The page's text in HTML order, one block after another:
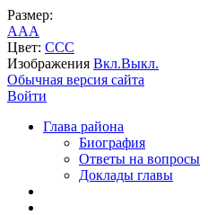
Размер:
AAA
Цвет: CCC
Изображения Вкл.Выкл.
Обычная версия сайта
Войти
Глава района
Биография
Ответы на вопросы
Доклады главы